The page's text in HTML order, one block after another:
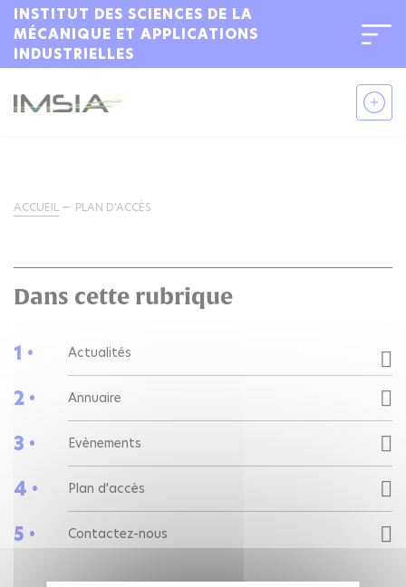
INSTITUT DES SCIENCES DE LA
MÉCANIQUE ET APPLICATIONS
INDUSTRIELLES
ACCUEIL PLAN D'ACCÈS
Dans cette rubrique
1 • Actualités
2 • Annuaire
3 • Evènements
4 • Plan d'accès
5 • Contactez-nous